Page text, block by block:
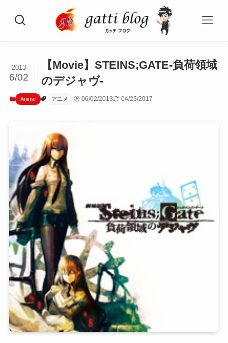
【Movie】STEINS;GATE-負荷領域
のデジャヴ-
2013
6/02
Anime アニメ 06/02/2013 04/25/2017